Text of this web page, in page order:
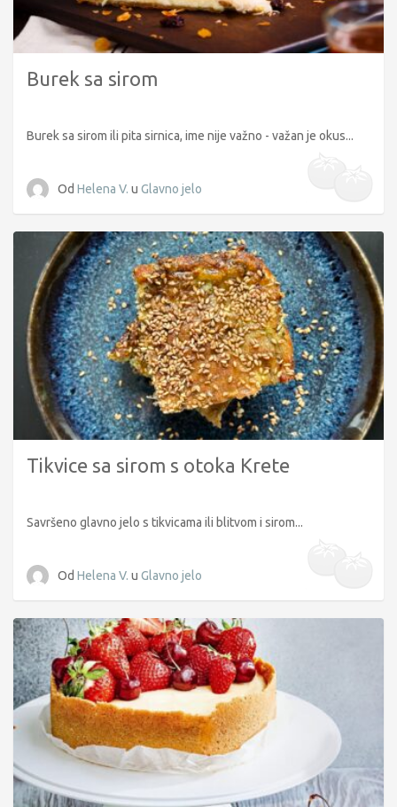
Burek sa sirom
Burek sa sirom ili pita sirnica, ime nije važno - važan je okus...
Od Helena V. u Glavno jelo
Tikvice sa sirom s otoka Krete
Savršeno glavno jelo s tikvicama ili blitvom i sirom...
Od Helena V. u Glavno jelo